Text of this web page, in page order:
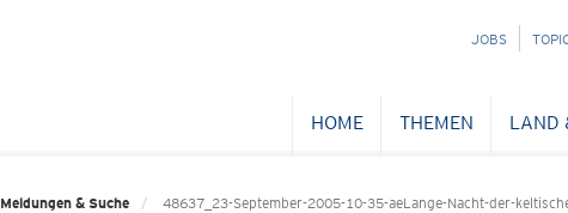
NAVIGATION
JOBS
HOME THEMEN LAND
Meldungen & Suche 48637_23-September-2005-10-35-aeLange-Nacht-der-